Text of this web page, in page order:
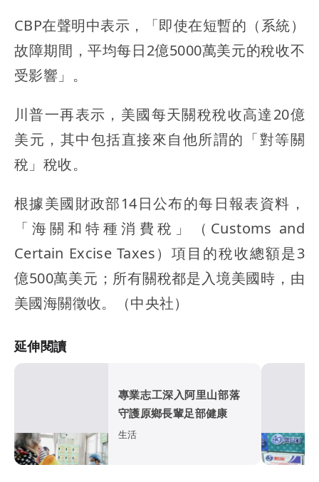
CBP在聲明中表示，「即使在短暫的（系統）
故障期間，平均每日2億5000萬美元的稅收不
受影響」。
川普一再表示，美國每天關稅稅收高達20億
美元，其中包括直接來自他所謂的「對等關
稅」稅收。
根據美國財政部14日公布的每日報表資料，
「海關和特種消費稅」（Customs and
Certain Excise Taxes）項目的稅收總額是3
億500萬美元；所有關稅都是入境美國時，由
美國海關徵收。（中央社）
延伸閱讀
專業志工深入阿里山部落
守護原鄉長輩足部健康
生活